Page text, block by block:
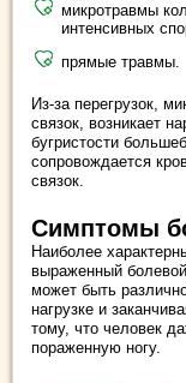
микротравмы
интенсивных
прямые травмы.
Из-за перегрузок,
связок, возникает
бугристости
сопровождается
связок.
Симптомы
Наиболее
выраженный
может быть
нагрузке и
тому, что человек
пораженную ногу.